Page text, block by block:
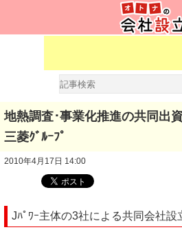
地熱調査･事業化推進の共同出
三菱ｸﾞﾙｰﾌﾟ
2010年4月17日 14:00
Jﾊﾟﾜｰ主体の3社による共同会社設